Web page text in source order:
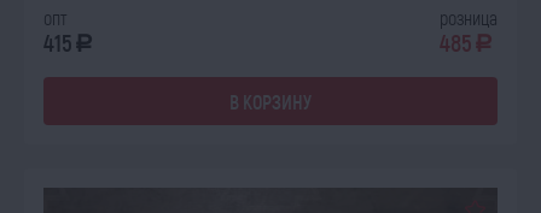
опт
415 a
розница
485 a
В КОРЗИНУ